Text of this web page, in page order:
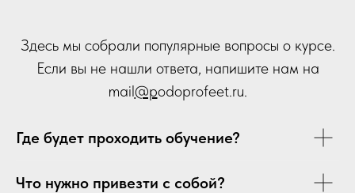
Здесь мы собрали популярные вопросы о курсе.
Если вы не нашли ответа, напишите нам на
mail@podoprofeet.ru.
Где будет проходить обучение?
Что нужно привезти с собой?